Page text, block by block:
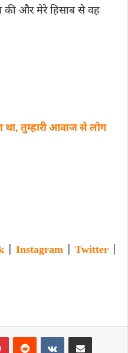
की और मेरे हिसाब से वह
तुम्‍हारी आवाज से लोग
Instagram Twitter